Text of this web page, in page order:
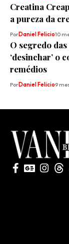
Creatina
a pureza da
PorDaniel Felicio10
O segredo
‘desinchar’ o
remédios
PorDaniel Felicio9